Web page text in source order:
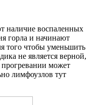
наличие воспаленных
горла и начинают
того чтобы уменьшить
не является верной,
прогревании может
лимфоузлов тут